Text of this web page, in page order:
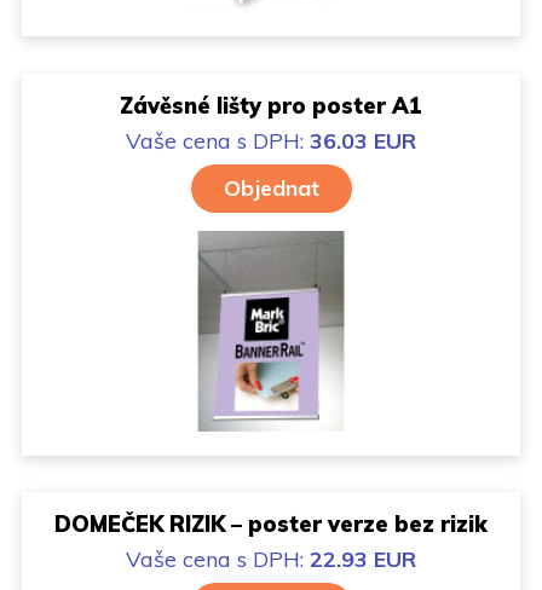
Závěsné lišty pro poster A1
Vaše cena s DPH: 36.03 EUR
Objednat
DOMEČEK RIZIK – poster verze bez rizik
Vaše cena s DPH: 22.93 EUR